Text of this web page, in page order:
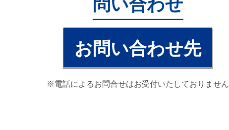
お問い合わせ先
※電話によるお問合せはお受付いたしておりません